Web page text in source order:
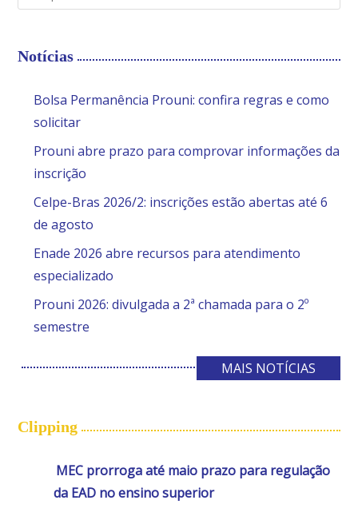
Notícias
Bolsa Permanência Prouni: confira regras e como
solicitar
Prouni abre prazo para comprovar informações da
inscrição
Celpe-Bras 2026/2: inscrições estão abertas até 6
de agosto
Enade 2026 abre recursos para atendimento
especializado
Prouni 2026: divulgada a 2ª chamada para o 2º
semestre
MAIS NOTÍCIAS
Clipping
MEC prorroga até maio prazo para regulação
da EAD no ensino superior